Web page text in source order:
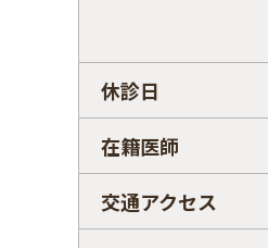
休診日
在籍医師
交通アクセス